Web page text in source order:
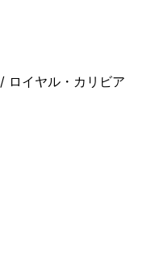
/ ロイヤル・カリビア